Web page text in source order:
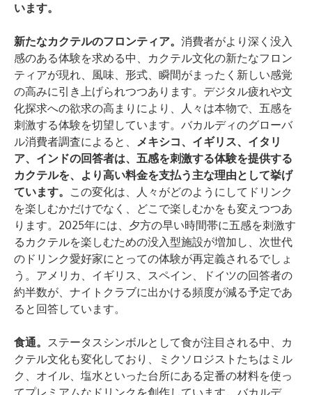
います。
新たなカクテルのフロンティア。 消費者がより深く没入
感のある体験を求める中、カクテル文化の新たなフロン
ティアが現れ、風味、形式、瞬間がまったく新しい感覚
の高みに引き上げられつつあります。デジタル疲れや文
化探求への欲求の高まりにより、人々は本物で、五感を
刺激する体験を切望しています。バカルディのグローバ
ル消費者調査によると、 メキシコ、イギリス、イタリ
ア、インドの回答者は、五感を刺激する体験を提供する
カクテルを、より高い料金を支払う主な理由として挙げ
ています。 この変化は、人々がどのようにしてドリンク
を楽しむかだけでなく、どこで楽しむかをも変えつつあ
ります。2025年には、夕方の早い時間帯に五感を刺激す
るカクテルを楽しむための没入型施設が増加し、次世代
のドリンク愛好家にとっての体験が再定義されるでしょ
う。アメリカ、イギリス、スペイン、ドイツの回答者の
約半数が、ナイトクラブに出かける頻度が減る予定であ
ると回答しています。
食通。 ステータスシンボルとして食が注目される中、カ
クテル文化も変化しており、ミクソロジストたちはミル
ク、オイル、塩水といった台所にある定番の材料を使っ
てプレミアムなドリンクを創作しています。バカルデ